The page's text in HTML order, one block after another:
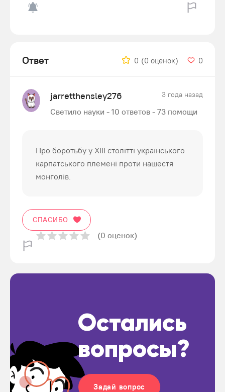
Ответ 0 (0 оценок) 0
jarretthensley276 3 года назад
Светило науки - 10 ответов - 73 помощи
Про боротьбу у XIII столітті українського
карпатського племені проти нашестя
монголів.
СПАСИБО
(0 оценок)
Остались
вопросы?
Задай вопрос